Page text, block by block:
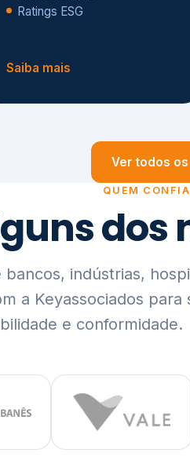
Ratings ESG
Saiba mais
Ver todos
QUEM
dos
indústrias,
a Keyassociados para
e conformidade.